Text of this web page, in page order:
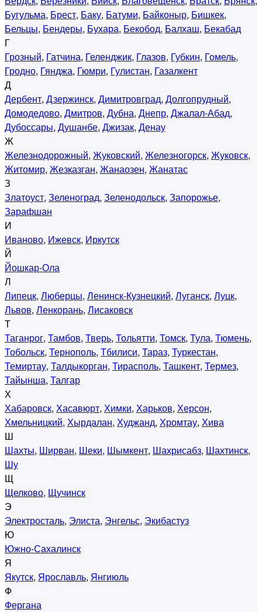
Бугульма, Брест, Баку, Батуми, Байконыр, Бишкек,
Бельцы, Бендеры, Бухара, Бекобод, Балхаш, Бекабад
Г
Грозный, Гатчина, Геленджик, Глазов, Губкин, Гомель,
Гродно, Гянджа, Гюмри, Гулистан, Газалкент
Д
Дербент, Дзержинск, Димитровград, Долгопрудный,
Домодедово, Дмитров, Дубна, Днепр, Джалал-Абад,
Дубоссары, Душанбе, Джизак, Денау
Ж
Железнодорожный, Жуковский, Железногорск, Жуковск,
Житомир, Жезказган, Жанаозен, Жанатас
З
Златоуст, Зеленоград, Зеленодольск, Запорожье,
Зарафшан
И
Иваново, Ижевск, Иркутск
Й
Йошкар-Ола
Л
Липецк, Люберцы, Ленинск-Кузнецкий, Луганск, Луцк,
Львов, Ленкорань, Лисаковск
Т
Таганрог, Тамбов, Тверь, Тольятти, Томск, Тула, Тюмень,
Тобольск, Тернополь, Тбилиси, Тараз, Туркестан,
Темиртау, Талдыкорган, Тирасполь, Ташкент, Термез,
Тайынша, Талгар
Х
Хабаровск, Хасавюрт, Химки, Харьков, Херсон,
Хмельницкий, Хырдалан, Худжанд, Хромтау, Хива
Ш
Шахты, Ширван, Шеки, Шымкент, Шахрисабз, Шахтинск,
Шу
Щ
Щелково, Щучинск
Э
Электросталь, Элиста, Энгельс, Экибастуз
Ю
Южно-Сахалинск
Я
Якутск, Ярославль, Янгиюль
Ф
Фергана